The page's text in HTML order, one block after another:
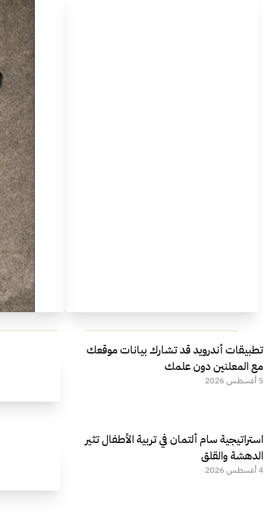
مراجعة شاملة لعملاق الألعاب
الجديد REDMAGIC 11 AIR
تطبيقات أندرويد قد تشارك بيانات موقعك
مع المعلنين دون علمك
5 أغسطس 2026
استراتيجية سام ألتمان في تربية الأطفال تثير
الدهشة والقلق
4 أغسطس 2026